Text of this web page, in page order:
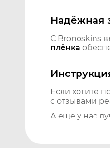
Надёжная
С Bronoskins
плёнка
Если хотите
с отзывами
А еще у нас